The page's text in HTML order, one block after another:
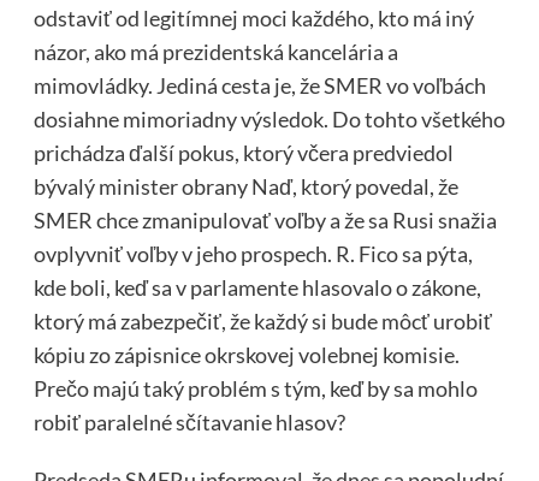
odstaviť od legitímnej moci každého, kto má iný
názor, ako má prezidentská kancelária a
mimovládky. Jediná cesta je, že SMER vo voľbách
dosiahne mimoriadny výsledok. Do tohto všetkého
prichádza ďalší pokus, ktorý včera predviedol
bývalý minister obrany Naď, ktorý povedal, že
SMER chce zmanipulovať voľby a že sa Rusi snažia
ovplyvniť voľby v jeho prospech. R. Fico sa pýta,
kde boli, keď sa v parlamente hlasovalo o zákone,
ktorý má zabezpečiť, že každý si bude môcť urobiť
kópiu zo zápisnice okrskovej volebnej komisie.
Prečo majú taký problém s tým, keď by sa mohlo
robiť paralelné sčítavanie hlasov?